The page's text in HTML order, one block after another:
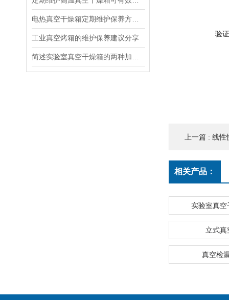
工业真空烤箱的维护保养建议分享 验
上一篇 : 线性
相关产品：
实验室真
立式真
真空检